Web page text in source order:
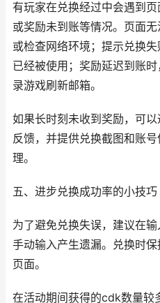
有玩家在兑换经过中会遇到
或奖励未到账等情况。页面
或检查网络环境；提示兑换
已经被使用；奖励延迟到账
录游戏刷新邮箱。
如果长时刻未收到奖励，可
反馈，并提供兑换截图和账
理。
五、进步兑换成功率的小技巧
为了避免兑换失误，建议在
手动输入产生遗漏。兑换时
页面。
在活动期间获得的cdk数量较